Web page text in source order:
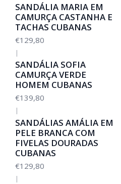
SANDÁLIA MARIA EM
CAMURÇA CASTANHA E
TACHAS CUBANAS
€129,80
|
SANDÁLIA SOFIA
CAMURÇA VERDE
HOMEM CUBANAS
€139,80
|
SANDÁLIAS AMÁLIA EM
PELE BRANCA COM
FIVELAS DOURADAS
CUBANAS
€129,80
|